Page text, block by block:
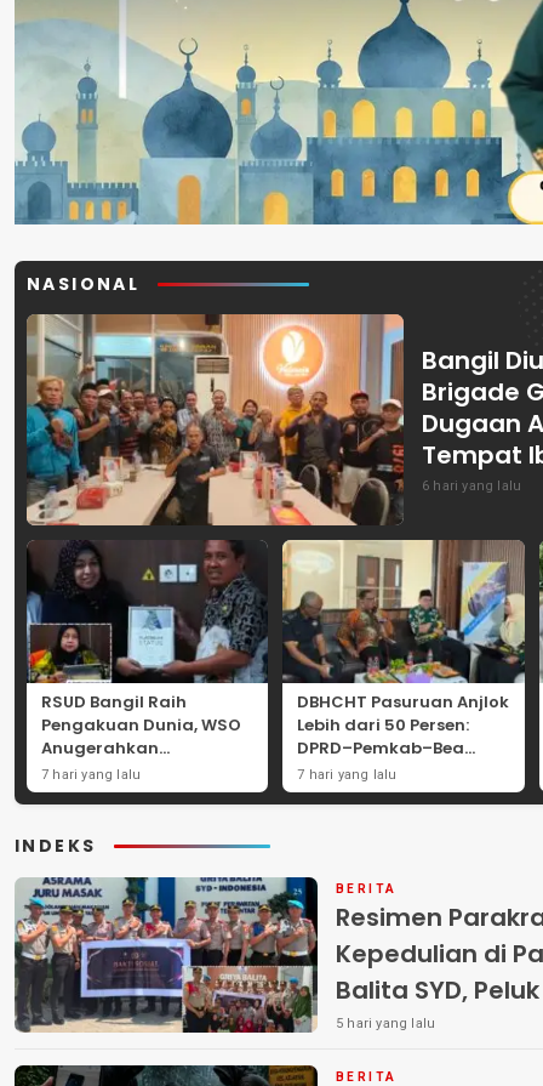
NASIONAL
Bangil
Brigade
Dugaan
Tempat
6 hari yang lalu
RSUD Bangil Raih
Pengakuan Dunia, WSO
Anugerahkan
Penghargaan
Internasional untuk
7 hari yang lalu
DBHCHT Pasuruan Anjlok
Lebih dari 50 Persen:
DPRD–Pemkab–Bea
Cukai Perkuat Perang
Melawan Peredaran
7 hari yang lalu
INDEKS
BERITA
Resimen
Kepedulian di
Balita SYD,
Terlantar
5 hari yang lalu
BERITA